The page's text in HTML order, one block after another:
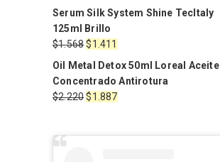
precio
original
era:
$1.650.
precio
es:
$1.350.
Serum Silk System Shine TecItaly
125ml Brillo
$1.568El
precio
original
era:
$1.568.
$1.411
precio
actual
es:
$1.411.
Oil Metal Detox 50ml Loreal Aceite
Concentrado Antirotura
$2.220El
$1.887El